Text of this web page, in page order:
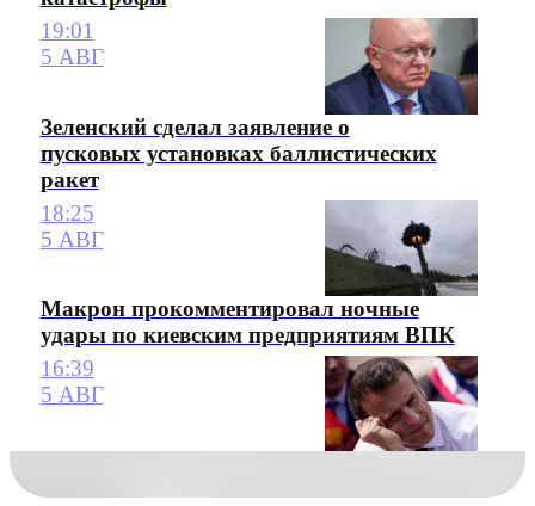
19:01
5 АВГ
Зеленский сделал заявление о
пусковых установках баллистических
ракет
18:25
5 АВГ
Макрон прокомментировал ночные
удары по киевским предприятиям ВПК
16:39
5 АВГ